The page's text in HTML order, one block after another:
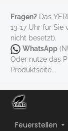
Fragen? Das
13-17 Uhr für Sie
nicht besetzt).
WhatsApp
Oder nutze das
Produktseite...
Feuerstellen